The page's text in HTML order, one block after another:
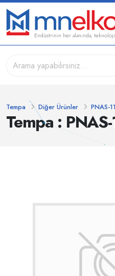
Endüstrinin her alanında,
Tempa :
Tempa Diğer Ürünler PNAS-